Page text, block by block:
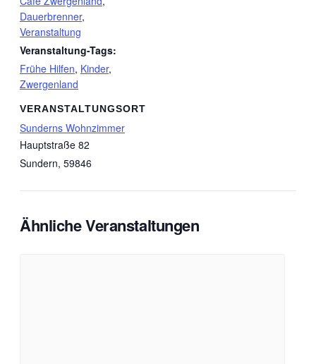
Dauerbrenner,
Veranstaltung
Veranstaltung-Tags:
Frühe Hilfen, Kinder,
Zwergenland
VERANSTALTUNGSORT
Sunderns Wohnzimmer
Hauptstraße 82
Sundern, 59846
Ähnliche Veranstaltungen